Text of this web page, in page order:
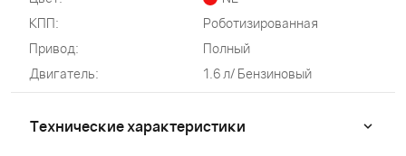
КПП:
Роботизированная
Привод:
Полный
Двигатель:
1.6 л/ Бензиновый
Технические характеристики